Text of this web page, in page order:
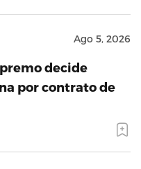
Ago 5, 2026
decide
por contrato de